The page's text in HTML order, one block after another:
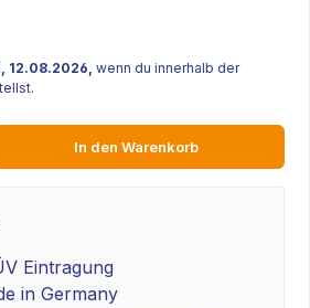
12.08.2026, wenn du innerhalb der
In den Warenkorb
Eintragung
in Germany